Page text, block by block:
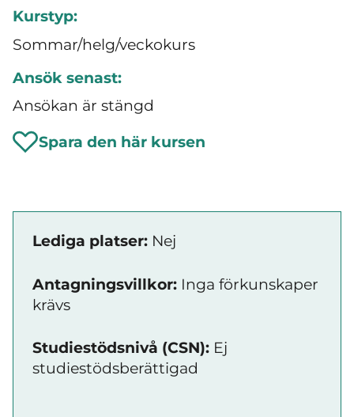
Kurstyp:
Sommar/helg/veckokurs
Ansök senast:
Ansökan är stängd
Spara den här kursen
Lediga platser: Nej
Antagningsvillkor: Inga förkunskaper
krävs
Studiestödsnivå (CSN): Ej
studiestödsberättigad